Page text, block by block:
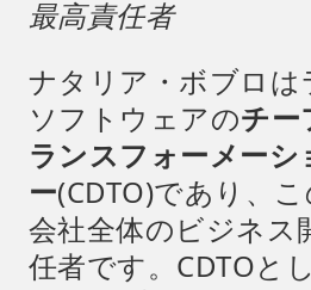
最高責任者
ナタリア・ボブロは
ソフトウェアのチー
ランスフォーメー
ー(CDTO)であり、
会社全体のビジネス
任者です。CDTOと